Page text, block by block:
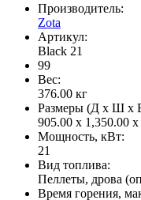
Производитель:
Zota
Артикул:
Black 21
99
Вес:
376.00 кг
Размеры (Д x Ш x
905.00 x 1,350.00
Мощность, кВт:
21
Вид топлива:
Пеллеты, дрова
Время горения,